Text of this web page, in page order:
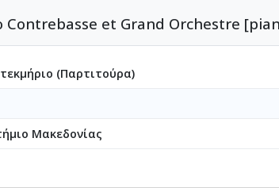
Contrebasse et Grand Orchestre
(Παρτιτούρα)
Μακεδονίας